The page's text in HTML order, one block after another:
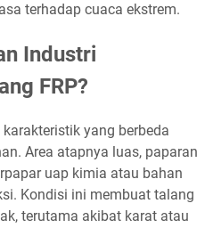
terhadap cuaca ekstrem.
Industri
FRP?
yang berbeda
Area atapnya luas, paparan
uap kimia atau bahan
Kondisi ini membuat talang
terutama akibat karat atau